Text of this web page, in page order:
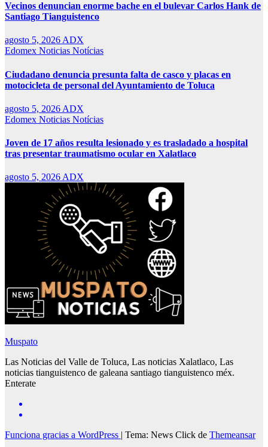
Vecinos denuncian enorme bache en el bulevar Carlos Hank de
Santiago Tianguistenco
agosto 5, 2026 ADX
Edomex Noticias Notícias
Ciudadano denuncia presunta falta de casco y placas en
motocicleta de personal del Ayuntamiento de Toluca
agosto 5, 2026 ADX
Edomex Noticias Notícias
Joven de 17 años resulta lesionado y es trasladado a hospital
tras presentar traumatismo ocular en Xalatlaco
agosto 5, 2026ADX
Muspato
Las Noticias del Valle de Toluca, Las noticias Xalatlaco, Las
noticias tianguistenco de galeana santiago tianguistenco méx.
Enterate
Funciona gracias a WordPress | Tema: News Click de Themeansar